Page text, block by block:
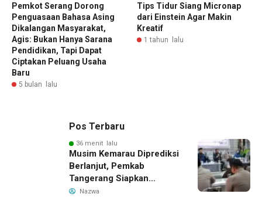
Pemkot Serang Dorong
Penguasaan Bahasa Asing
Dikalangan Masyarakat,
Agis: Bukan Hanya Sarana
Pendidikan, Tapi Dapat
Ciptakan Peluang Usaha
Baru
5 bulan lalu
Tips Tidur Siang Micronap
dari Einstein Agar Makin
Kreatif
1 tahun lalu
Pos Terbaru
36 menit lalu
Musim Kemarau Diprediksi
Berlanjut, Pemkab
Tangerang Siapkan
Langkah Antisipasi Krisis
Nazwa